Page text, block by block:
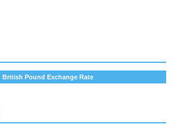
British Pound Exchange Rate